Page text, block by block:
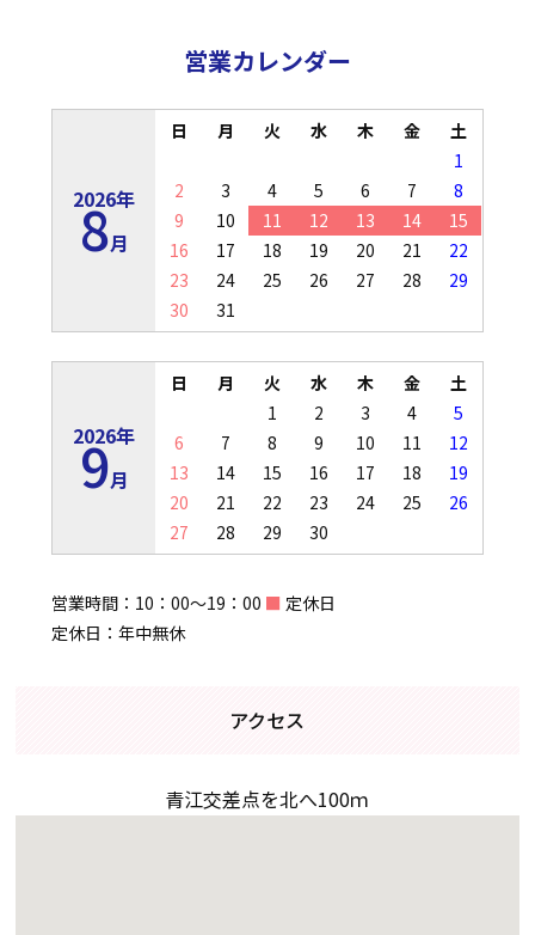
営業カレンダー
2026年
8月
日 月 火 水 木 金
土
1
2
3 4 5 6 7
8
9
10 11 12 13 14
15
16
17 18 19 20 21
22
23
24 25 26 27 28
29
30
31
2026年
9月
日 月 火 水 木 金
土
1
2 3 4
5
6
7 8 9 10 11
12
13
14 15 16 17 18
19
20
21 22 23 24 25
26
27
28 29 30
営業時間：10：00～19：00 ■ 定休日
定休日：年中無休
アクセス
青江交差点を北へ100ｍ